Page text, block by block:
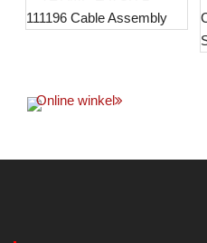
Online winkel